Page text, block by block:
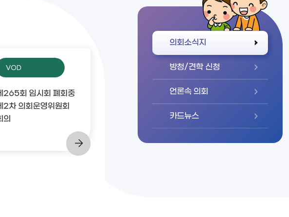
VOD
265회 임시회 폐회중
2차 의회운영위원회
의
의회소식지
방청/견학 신청
언론속 의회
카드뉴스